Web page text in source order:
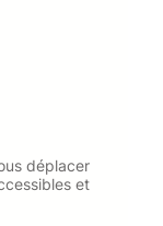
déplacer
et